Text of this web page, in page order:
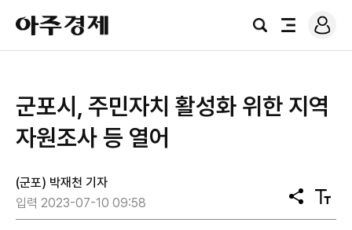
아
주
경
검
전
로
그
군포시, 주민자치 활성화 위한 지역
자원조사 등 열어
(군포) 박재천 기자
입력 2023-07-10 09:58
공
유
텍
스